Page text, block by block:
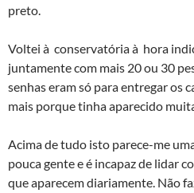
preto.
Voltei à conservatória à hora
juntamente com mais 20 ou 30
senhas eram só para entregar os
mais porque tinha aparecido
Acima de tudo isto parece-me
pouca gente e é incapaz de lidar
que aparecem diariamente. Não